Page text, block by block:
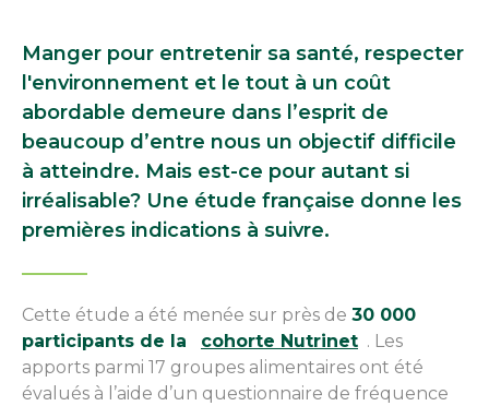
Manger pour entretenir sa santé, respecter
l'environnement et le tout à un coût
abordable demeure dans l’esprit de
beaucoup d’entre nous un objectif difficile
à atteindre. Mais est-ce pour autant si
irréalisable? Une étude française donne les
premières indications à suivre.
Cette étude a été menée sur près de 30 000
participants de la
cohorte Nutrinet . Les
apports parmi 17 groupes alimentaires ont été
évalués à l’aide d’un questionnaire de fréquence